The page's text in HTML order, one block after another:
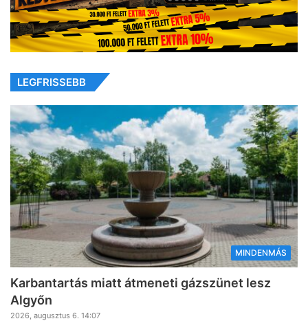
LEGFRISSEBB
MINDENMÁS
Karbantartás miatt átmeneti gázszünet lesz
Algyőn
2026, augusztus 6. 14:07